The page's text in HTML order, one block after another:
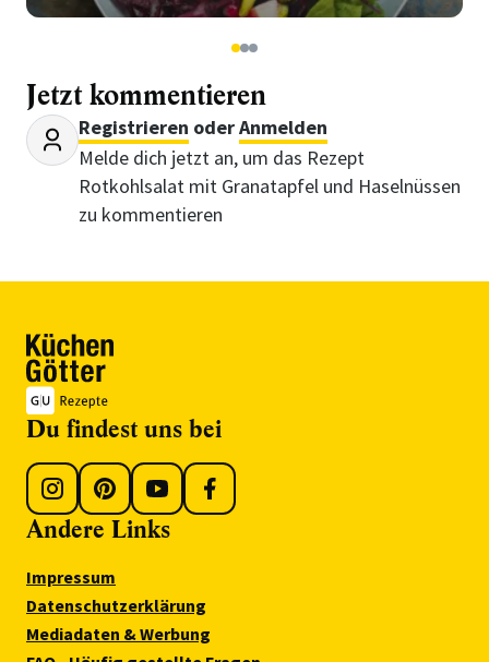
123
Jetzt kommentieren
Registrieren oderAnmelden
Melde dich jetzt an, um das Rezept
Rotkohlsalat mit Granatapfel und Haselnüssen
zu kommentieren
Du findest uns bei
Andere Links
Impressum
Datenschutzerklärung
Mediadaten & Werbung